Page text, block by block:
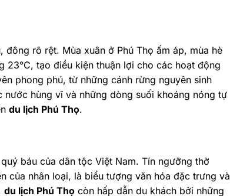
rõ rệt. Mùa xuân ở Phú Thọ ấm áp, mùa hè
23°C, tạo điều kiện thuận lợi cho các hoạt động
phong phú, từ những cánh rừng nguyên sinh
hùng vĩ và những dòng suối khoáng nóng tự
du lịch Phú Thọ.
báu của dân tộc Việt Nam. Tín ngưỡng thờ
của nhân loại, là biểu tượng văn hóa đặc trưng và
du lịch Phú Thọ còn hấp dẫn du khách bởi những